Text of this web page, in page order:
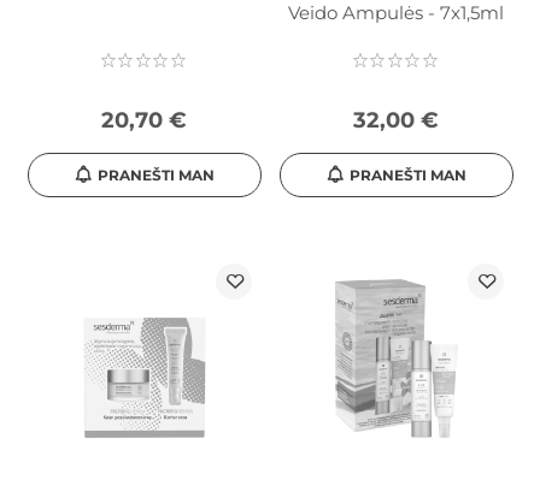
20,70 €
PRANEŠTI MAN
Veido Ampulės - 7x1,5ml
32,00 €
PRANEŠTI MAN